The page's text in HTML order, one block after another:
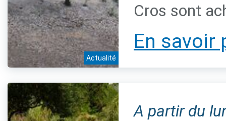
Actualité
Cros sont
En savoir
A partir du